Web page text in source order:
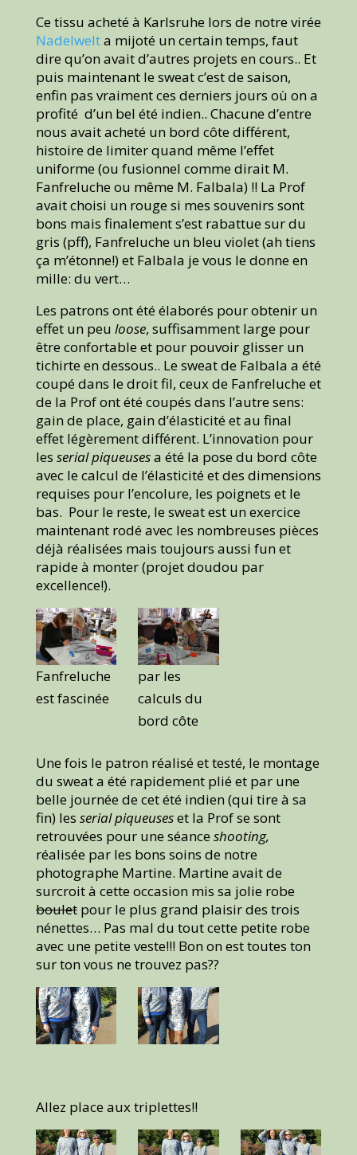
Ce tissu acheté à Karlsruhe lors de notre virée
Nadelwelta mijoté un certain temps, faut
dire qu’on avait d’autres projets en cours.. Et
puis maintenant le sweat c’est de saison,
enfin pas vraiment ces derniers jours où on a
profité d’un bel été indien.. Chacune d’entre
nous avait acheté un bord côte différent,
histoire de limiter quand même l’effet
uniforme (ou fusionnel comme dirait M.
Fanfreluche ou même M. Falbala) !! La Prof
avait choisi un rouge si mes souvenirs sont
bons mais finalement s’est rabattue sur du
gris (pff), Fanfreluche un bleu violet (ah tiens
ça m’étonne!) et Falbala je vous le donne en
mille: du vert…
Les patrons ont été élaborés pour obtenir un
effet un peu loose, suffisamment large pour
être confortable et pour pouvoir glisser un
tichirte en dessous.. Le sweat de Falbala a été
coupé dans le droit fil, ceux de Fanfreluche et
de la Prof ont été coupés dans l’autre sens:
gain de place, gain d’élasticité et au final
effet légèrement différent. L’innovation pour
les serial piqueusesa été la pose du bord côte
avec le calcul de l’élasticité et des dimensions
requises pour l’encolure, les poignets et le
bas. Pour le reste, le sweat est un exercice
maintenant rodé avec les nombreuses pièces
déjà réalisées mais toujours aussi fun et
rapide à monter (projet doudou par
excellence!).
Fanfreluche
est fascinée
par les
calculs du
bord côte
Une fois le patron réalisé et testé, le montage
du sweat a été rapidement plié et par une
belle journée de cet été indien (qui tire à sa
fin) les serial piqueuseset la Prof se sont
retrouvées pour une séance shooting,
réalisée par les bons soins de notre
photographe Martine. Martine avait de
surcroit à cette occasion mis sa jolie robe
bouletpour le plus grand plaisir des trois
nénettes… Pas mal du tout cette petite robe
avec une petite veste!!! Bon on est toutes ton
sur ton vous ne trouvez pas??
Allez place aux triplettes!!